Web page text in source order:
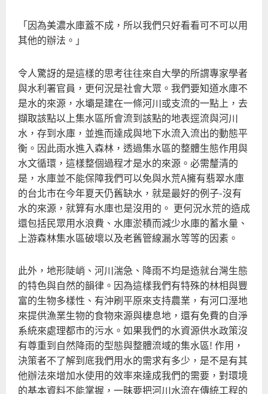
「因為美濃水庫蓋不成，所以我們只好看看可不可以用
其他的辦法。」
令人驚訝的是這樣的思考往往來自大學的所謂專家學者
與水利署官員，更何況是社會大眾。我們要知道水庫不
是水的來源，水壩是建在一條河川或支流的一點上，去
擷取該點以上集水區所會流到該點的地表逕流與河川
水，存到水庫，並進而達成與地下水流入流出的動態平
衡。因此雨水進入森林，透過集水區的整體生態作用與
水文循環，這樣整個過程才是水的來源。必需釐清的
是，水庫並不能保障我們可以免與水荒A擁有翡翠水庫
的台北市在今年夏天仍舊缺水，就是最好的例子-沒有
水的來源，就算有水庫也是沒用的。 更何況水荒的造成
還包括民眾用水浪費、水庫淤積而減少水庫的蓄水量、
上游森林集水區破壞以及老舊管線漏水等等的因素。
此外，地形陡峭、河川湍急、降雨不均是造就台灣生態
的特色與自然的韻律。因為這樣我們有特殊的林相與豐
富的生物多樣性、有沖刷平原來支持農業，有河口溼地
來提供漁業生物的食物來源與棲息地，還有免費的自淨
系統來處理都市的污水。如果我們的水資源供水政策沒
有尊重到自然降雨的型態與整體流域的集水區! 作用，
決策者不了解到底我們用水的需求有多少，是不是有其
他辦法來增加水使用的效率來達成我們的需要，對環境
的基本資料不能掌握，一昧要把河川水流在傳統工程的